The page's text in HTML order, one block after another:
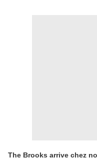
The Brooks arrive chez